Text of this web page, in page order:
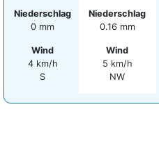
Niederschlag
0 mm
Wind
4 km/h
S
Niederschlag
0.16 mm
Wind
5 km/h
NW